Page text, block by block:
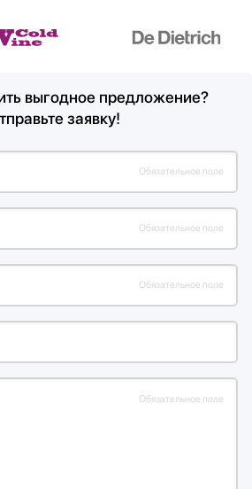
выгодное предложение?
заявку!
Обязательное поле
Обязательное поле
Обязательное поле
Обязательное поле